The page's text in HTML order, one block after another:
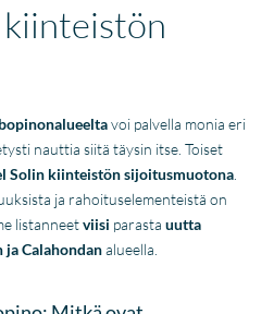
alueeltavoi palvella monia eri
nauttia siitä täysin itse. Toiset
Solin kiinteistön sijoitusmuotona
ja rahoituselementeistä on
listanneetviisi parastauutta
ja Calahondanalueella.